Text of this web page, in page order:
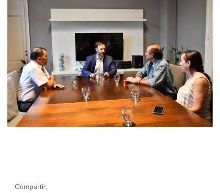
Compartir: